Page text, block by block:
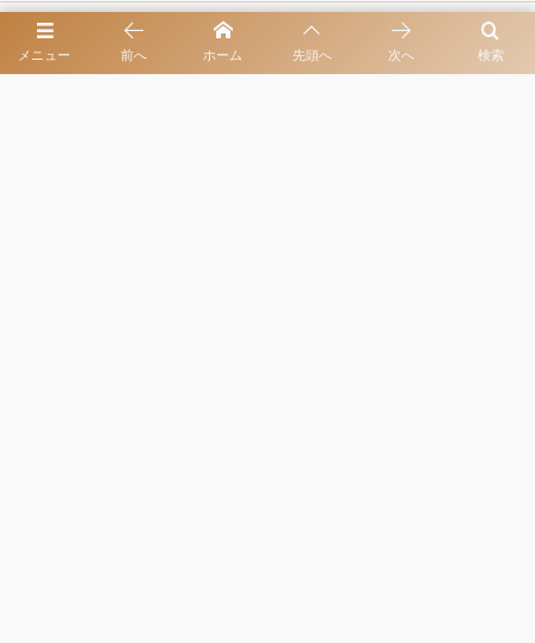
プライバシーポリシー
メニュー 検索
前へ ホーム 先頭へ 次へ